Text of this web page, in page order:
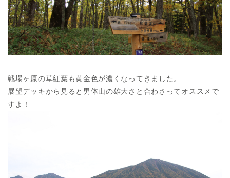
戦場ヶ原の草紅葉も黄金色が濃くなってきました。
展望デッキから見ると男体山の雄大さと合わさってオススメで
すよ！